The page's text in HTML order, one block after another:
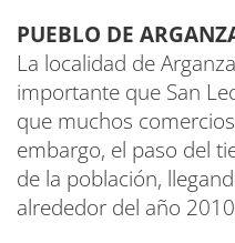
PUEBLO DE
La localidad de
importante que San
que muchos
embargo, el paso del
de la población,
alrededor del año